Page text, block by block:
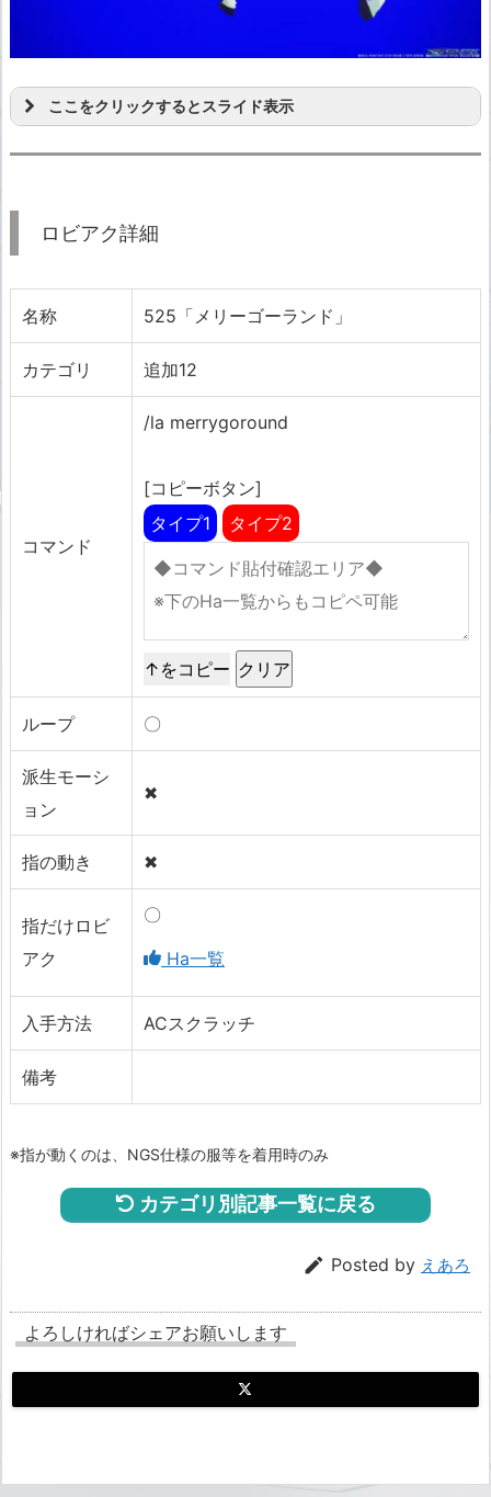
ここをクリックするとスライド表示
ロビアク詳細
名称 525「メリーゴーランド」
カテゴリ 追加12
コマンド
/la merrygoround
[コピーボタン]
タイプ1
タイプ2
↑をコピー
ループ 〇
派生モーシ
ョン
✖
指の動き ✖
指だけロビ
アク
〇
Ha一覧
入手方法 ACスクラッチ
備考
※指が動くのは、NGS仕様の服等を着用時のみ
カテゴリ別記事一覧に戻る
 Posted by えあろ
よろしければシェアお願いします